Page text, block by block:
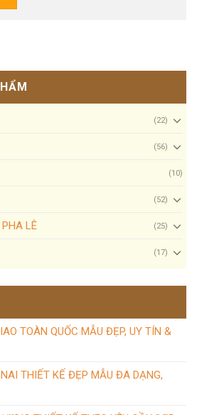
(22)
(56)
(10)
(52)
LÊ (25)
(17)
TOÀN QUỐC MẪU ĐẸP, UY TÍN &
THIẾT KẾ ĐẸP MẪU ĐA DẠNG,